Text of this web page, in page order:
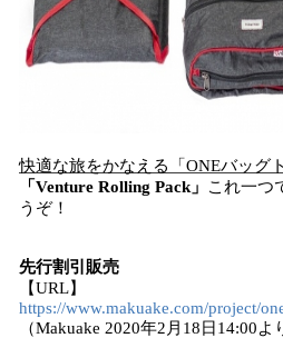
快適な旅をかなえる「ONEバッグ
「Venture Rolling Pack」
これ一つ
うぞ！
先行割引販売
【URL】
https://www.makuake.com/project/
（Makuake 2020年2月18日14:00よ